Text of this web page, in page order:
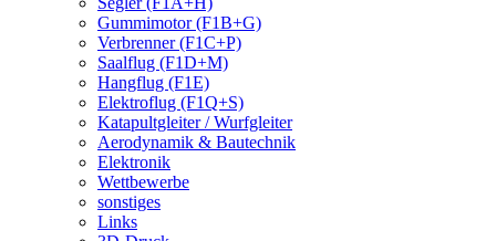
Gummimotor (F1B+G)
Verbrenner (F1C+P)
Saalflug (F1D+M)
Hangflug (F1E)
Elektroflug (F1Q+S)
Katapultgleiter / Wurfgleiter
Aerodynamik & Bautechnik
Elektronik
Wettbewerbe
sonstiges
Links